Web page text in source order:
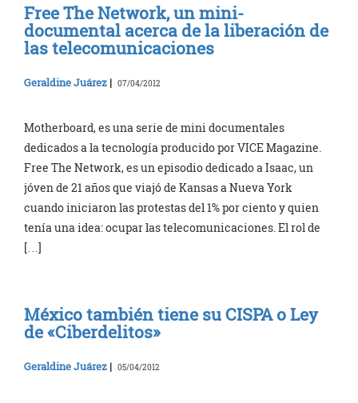
Free The Network, un mini-
documental acerca de la liberación de
las telecomunicaciones
Geraldine Juárez | 07/04/2012
Motherboard, es una serie de mini documentales
dedicados a la tecnología producido por VICE Magazine.
Free The Network, es un episodio dedicado a Isaac, un
jóven de 21 años que viajó de Kansas a Nueva York
cuando iniciaron las protestas del 1% por ciento y quien
tenía una idea: ocupar las telecomunicaciones. El rol de
[…]
México también tiene su CISPA o Ley
de «Ciberdelitos»
Geraldine Juárez | 05/04/2012